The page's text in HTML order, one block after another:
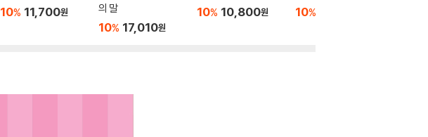
10% 11,700원
의 말
10% 17,010원
10% 10,800원 10%